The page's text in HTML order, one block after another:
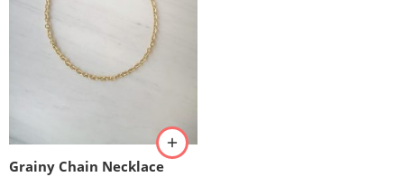
Grainy Chain Necklace